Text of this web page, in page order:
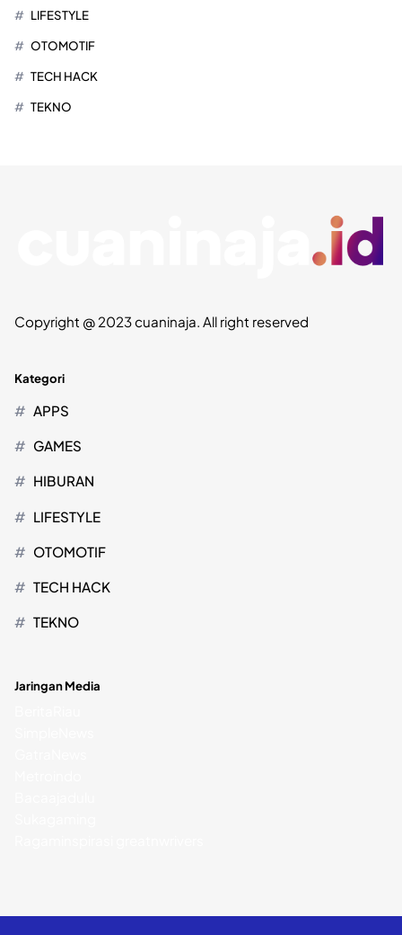
LIFESTYLE
OTOMOTIF
TECH HACK
TEKNO
Copyright @ 2023 cuaninaja. All right reserved
Kategori
APPS
GAMES
HIBURAN
LIFESTYLE
OTOMOTIF
TECH HACK
TEKNO
Jaringan Media